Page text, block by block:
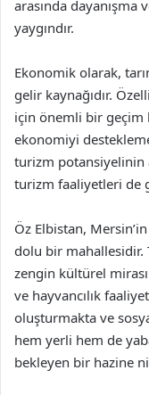
arasında
yaygındır.
Ekonomik olarak,
gelir kaynağıdır.
için önemli bir geçim
ekonomiyi
turizm potansiyelinin
turizm faaliyetleri de
Öz Elbistan,
dolu bir mahallesidir.
zengin kültürel
ve hayvancılık
oluşturmakta ve
hem yerli hem de
bekleyen bir hazine